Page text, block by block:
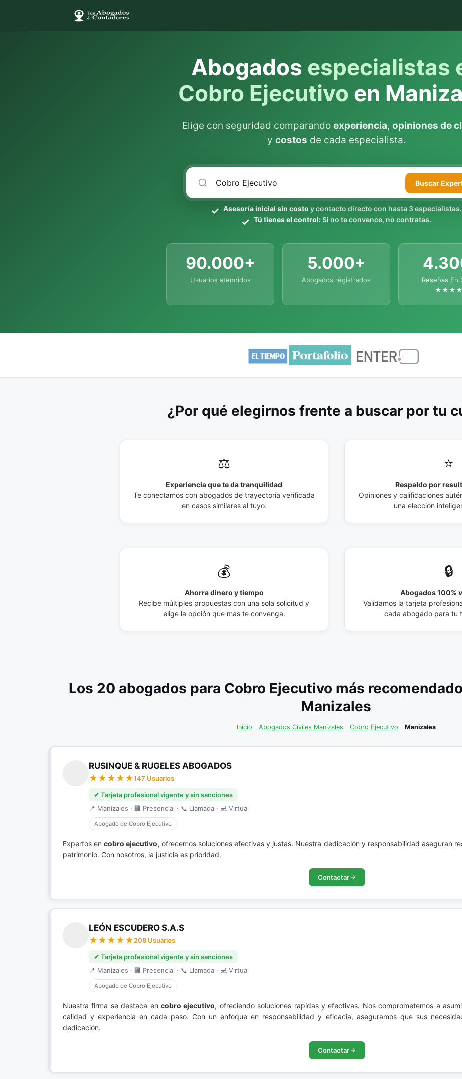
Abogados especialistas
Cobro Ejecutivo en
Elige con seguridad comparando experiencia, opiniones de
y costos de cada especialista.
Buscar
Asesoría inicial sin costo y contacto directo con hasta 3 especialistas.
Tú tienes el control:Si no te convence, no contratas.
90.000+
Usuarios atendidos
5.000+
Abogados registrados
Reseñas En
¿Por qué elegirnos frente a buscar por tu
⚖️
Experiencia que te da tranquilidad
Te conectamos con abogados de trayectoria verificada
en casos similares al tuyo.
⭐
Respaldo por
Opiniones y calificaciones
una elección
💰
Ahorra dinero y tiempo
Recibe múltiples propuestas con una sola solicitud y
elige la opción que más te convenga.
🔒
Abogados 100%
Validamos la tarjeta
cada abogado para tu
Los 20 abogados para Cobro Ejecutivo más
Manizales
Inicio Abogados Civiles Manizales Cobro Ejecutivo Manizales
RUSINQUE & RUGELES ABOGADOS
147 Usuarios
✔ Tarjeta profesional vigente y sin sanciones
📍 Manizales · 🏢 Presencial · 📞 Llamada · 💻 Virtual
Abogado de Cobro Ejecutivo
Expertos encobro ejecutivo, ofrecemos soluciones efectivas y justas. Nuestra dedicación y responsabilidad aseguran
patrimonio. Con nosotros, la justicia es prioridad.
Contactar
LEÓN ESCUDERO S.A.S
208 Usuarios
✔ Tarjeta profesional vigente y sin sanciones
📍 Manizales · 🏢 Presencial · 📞 Llamada · 💻 Virtual
Abogado de Cobro Ejecutivo
Nuestra firma se destaca en cobro ejecutivo, ofreciendo soluciones rápidas y efectivas. Nos comprometemos a
calidad y experiencia en cada paso. Con un enfoque en responsabilidad y eficacia, aseguramos que sus
dedicación.
Contactar